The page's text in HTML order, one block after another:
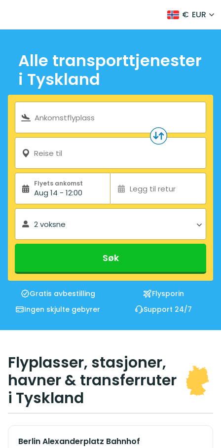
€ EUR
Alle transporttjenester
i Tyskland
Søkeskjema
Ankomstflyplass
Reise til
Flyets ankomst
Aug 14 - 12:00 Legg til retur
2 voksne
Søk
Gratis avbestilling
Flysporin
Ingen skjulte gebyrer
Support 24/7
Flyplasser, stasjoner,
havner & transferruter
i Tyskland
Berlin Alexanderplatz Bahnhof